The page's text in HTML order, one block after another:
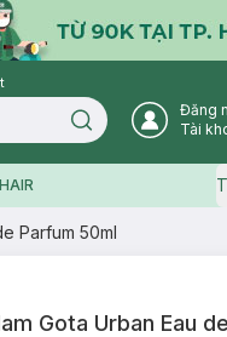
Search icon
Đăng
Tài
Parfum 50ml
Gota Urban Eau